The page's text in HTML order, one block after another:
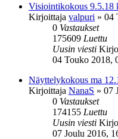
Visiointikokous 9.5.18
Kirjoittaja valpuri » 04
0 Vastaukset
175609 Luettu
Uusin viesti
04 Touko 2018,
Näyttelykokous ma
Kirjoittaja NanaS » 07
0 Vastaukset
174155 Luettu
Uusin viesti
07 Joulu 2016,